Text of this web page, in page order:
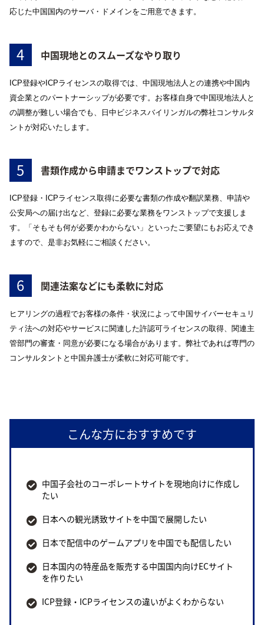
応じた中国国内のサーバ・ドメインをご用意できます。
4 中国現地とのスムーズなやり取り
ICP登録やICPライセンスの取得では、中国現地法人との連携や中国内
資企業とのパートナーシップが必要です。お客様自身で中国現地法人と
の調整が難しい場合でも、日中ビジネスバイリンガルの弊社コンサルタ
ントが対応いたします。
5 書類作成から申請までワンストップで対応
ICP登録・ICPライセンス取得に必要な書類の作成や翻訳業務、申請や
公安局への届け出など、登録に必要な業務をワンストップで支援しま
す。「そもそも何が必要かわからない」といったご要望にもお応えでき
ますので、是非お気軽にご相談ください。
6 関連法案などにも柔軟に対応
ヒアリングの過程でお客様の条件・状況によって中国サイバーセキュリ
ティ法への対応やサービスに関連した許認可ライセンスの取得、関連主
管部門の審査・同意が必要になる場合があります。弊社であれば専門の
コンサルタントと中国弁護士が柔軟に対応可能です。
こんな方におすすめです
中国子会社のコーポレートサイトを現地向けに作成し
たい
日本への観光誘致サイトを中国で展開したい
日本で配信中のゲームアプリを中国でも配信したい
日本国内の特産品を販売する中国国内向けECサイト
を作りたい
ICP登録・ICPライセンスの違いがよくわからない